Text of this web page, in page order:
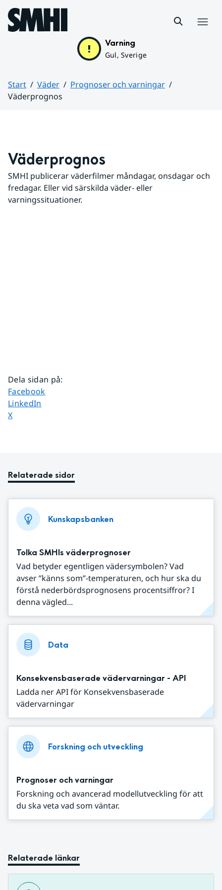
Hoppa till sidans innehåll
Varning
Gul, Sverige
Start Väder
Prognoser och varningar
Väderprognos
Väderprognos
SMHI publicerar väderfilmer måndagar, onsdagar och
fredagar. Eller vid särskilda väder- eller
varningssituationer.
Dela sidan på:
Dela sidan på
Facebook
Dela sidan på
LinkedIn
Dela sidan på
X
Relaterade sidor
Kunskapsbanken
Tolka SMHIs väderprognoser
Vad betyder egentligen vädersymbolen? Vad
avser ”känns som”-temperaturen, och hur ska du
förstå nederbördsprognosens procentsiffror? I
denna vägled...
Data
Konsekvensbaserade vädervarningar - API
Ladda ner API för Konsekvensbaserade
vädervarningar
Forskning och utveckling
Prognoser och varningar
Forskning och avancerad modellutveckling för att
du ska veta vad som väntar.
Relaterade länkar